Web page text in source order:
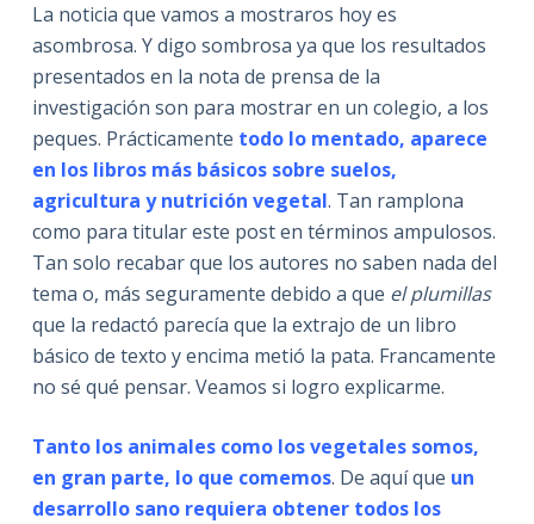
La noticia que vamos a mostraros hoy es
asombrosa. Y digo sombrosa ya que los resultados
presentados en la nota de prensa de la
investigación son para mostrar en un colegio, a los
peques. Prácticamente todo lo mentado, aparece
en los libros más básicos sobre suelos,
agricultura y nutrición vegetal. Tan ramplona
como para titular este post en términos ampulosos.
Tan solo recabar que los autores no saben nada del
tema o, más seguramente debido a que el plumillas
que la redactó parecía que la extrajo de un libro
básico de texto y encima metió la pata. Francamente
no sé qué pensar. Veamos si logro explicarme.
Tanto los animales como los vegetales somos,
en gran parte, lo que comemos. De aquí que un
desarrollo sano requiera obtener todos los